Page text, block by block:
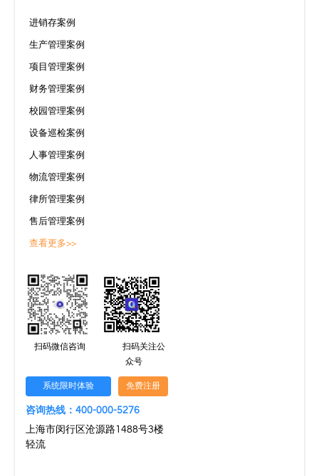
进销存案例
生产管理案例
项目管理案例
财务管理案例
校园管理案例
设备巡检案例
人事管理案例
物流管理案例
律所管理案例
售后管理案例
查看更多>>
扫码微信咨询
扫码关注公
众号
系统限时体验 免费注册
咨询热线：400-000-5276
上海市闵行区沧源路1488号3楼
轻流